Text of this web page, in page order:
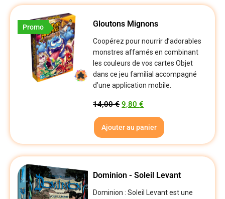
Promo Gloutons Mignons
Coopérez pour nourrir d’adorables
monstres affamés en combinant
les couleurs de vos cartes Objet
dans ce jeu familial accompagné
d’une application mobile.
14,00€ 9,80€
Ajouter au panier
Dominion - Soleil Levant
Dominion : Soleil Levant est une